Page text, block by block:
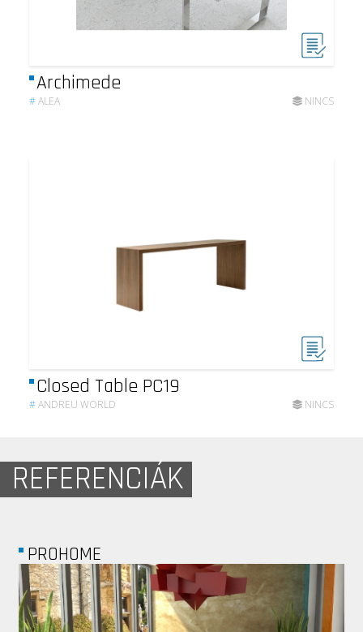
Archimede
#ALEA NINCS
Closed Table PC19
#ANDREU WORLD NINCS
REFERENCIÁK
PROHOME